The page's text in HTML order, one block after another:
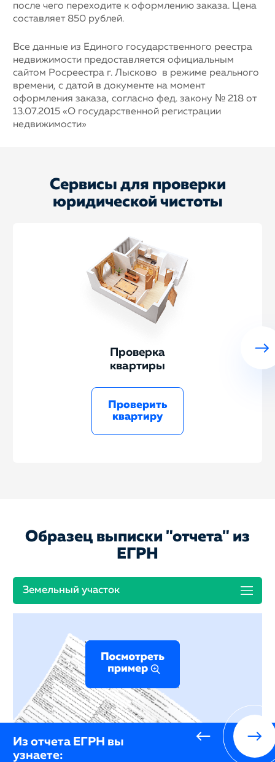
после чего переходите к оформлению заказа. Цена
составляет 850 рублей.
Все данные из Единого государственного реестра
недвижимости предоставляется официальным
сайтом Росреестра г. Лысково в режиме реального
времени, с датой в документе на момент
оформления заказа, согласно фед. закону № 218 от
13.07.2015 «О государственной регистрации
недвижимости»
Сервисы для проверки
юридической чистоты
Проверка
квартиры
Проверить
квартиру
Образец выписки "отчета" из
ЕГРН
Земельный участок
Из отчета ЕГРН вы
узнаете: